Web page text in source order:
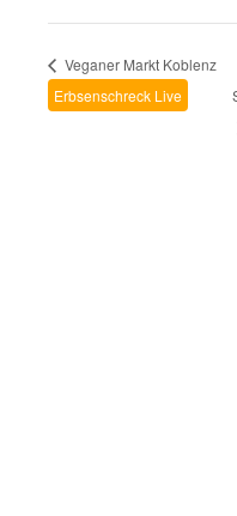
Veganer Markt Koblenz
Erbsenschreck Live